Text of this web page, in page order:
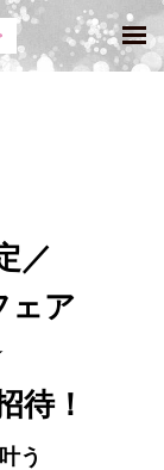
／
ェア
待！
う